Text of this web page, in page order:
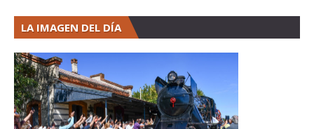
LA IMAGEN DEL DÍA